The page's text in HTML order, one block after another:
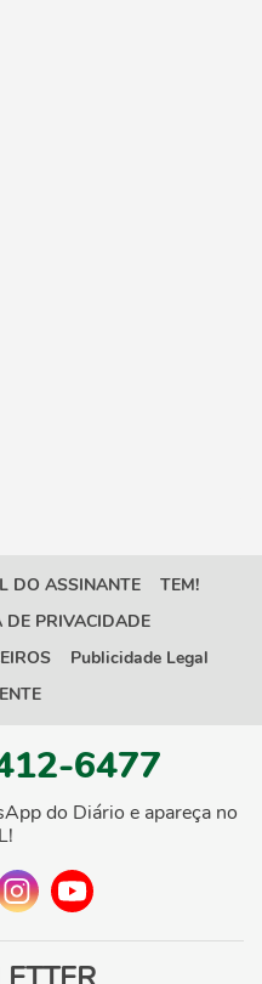
DO ASSINANTE
TEM!
DE PRIVACIDADE
Publicidade Legal
6477
do Diário e apareça no